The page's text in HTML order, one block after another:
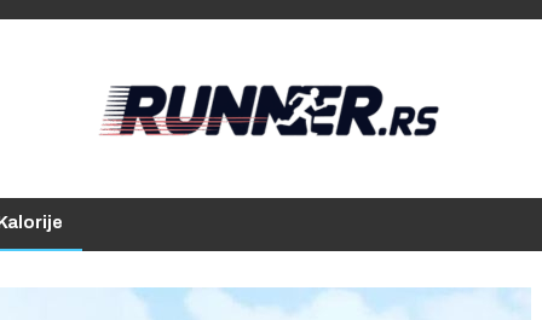
Kalorije